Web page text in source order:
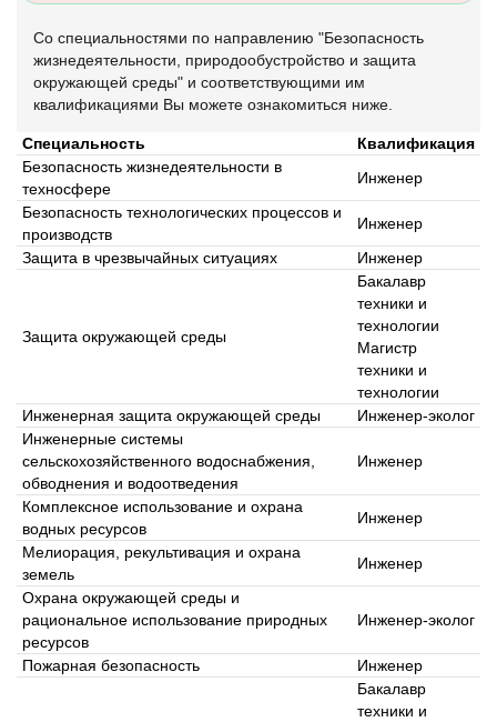
Со специальностями по направлению "Безопасность
жизнедеятельности, природообустройство и защита
окружающей среды" и соответствующими им
квалификациями Вы можете ознакомиться ниже.
Специальность
Квалификация
Безопасность жизнедеятельности в
техносфере
Инженер
Безопасность технологических процессов и
производств
Инженер
Защита в чрезвычайных ситуациях
Инженер
Защита окружающей среды
Бакалавр
техники и
технологии
Магистр
техники и
технологии
Инженерная защита окружающей среды
Инженер-эколог
Инженерные системы
сельскохозяйственного водоснабжения,
обводнения и водоотведения
Инженер
Комплексное использование и охрана
водных ресурсов
Инженер
Мелиорация, рекультивация и охрана
земель
Инженер
Охрана окружающей среды и
рациональное использование природных
ресурсов
Инженер-эколог
Пожарная безопасность Инженер
Бакалавр
техники и